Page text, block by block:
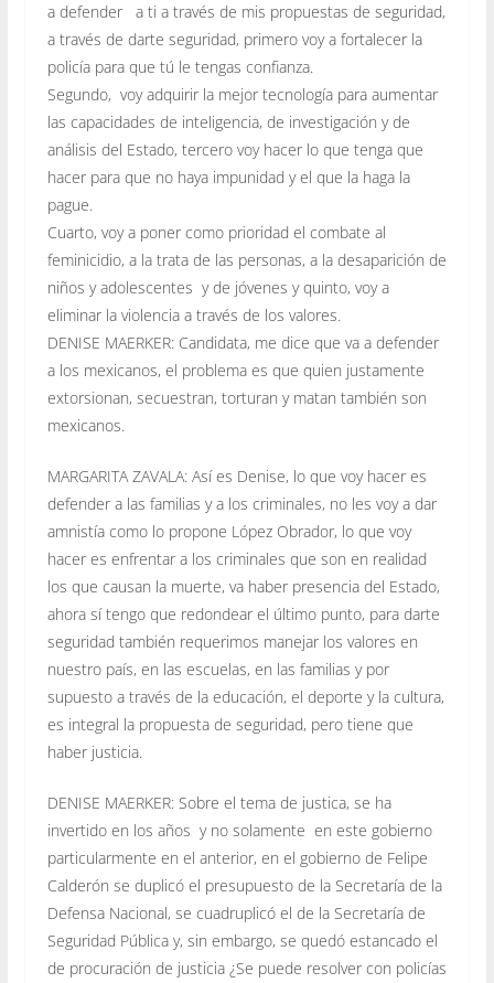
a defender a ti a través de mis propuestas de seguridad,
a través de darte seguridad, primero voy a fortalecer la
policía para que tú le tengas confianza.
Segundo, voy adquirir la mejor tecnología para aumentar
las capacidades de inteligencia, de investigación y de
análisis del Estado, tercero voy hacer lo que tenga que
hacer para que no haya impunidad y el que la haga la
pague.
Cuarto, voy a poner como prioridad el combate al
feminicidio, a la trata de las personas, a la desaparición de
niños y adolescentes y de jóvenes y quinto, voy a
eliminar la violencia a través de los valores.
DENISE MAERKER: Candidata, me dice que va a defender
a los mexicanos, el problema es que quien justamente
extorsionan, secuestran, torturan y matan también son
mexicanos.
MARGARITA ZAVALA: Así es Denise, lo que voy hacer es
defender a las familias y a los criminales, no les voy a dar
amnistía como lo propone López Obrador, lo que voy
hacer es enfrentar a los criminales que son en realidad
los que causan la muerte, va haber presencia del Estado,
ahora sí tengo que redondear el último punto, para darte
seguridad también requerimos manejar los valores en
nuestro país, en las escuelas, en las familias y por
supuesto a través de la educación, el deporte y la cultura,
es integral la propuesta de seguridad, pero tiene que
haber justicia.
DENISE MAERKER: Sobre el tema de justica, se ha
invertido en los años y no solamente en este gobierno
particularmente en el anterior, en el gobierno de Felipe
Calderón se duplicó el presupuesto de la Secretaría de la
Defensa Nacional, se cuadruplicó el de la Secretaría de
Seguridad Pública y, sin embargo, se quedó estancado el
de procuración de justicia ¿Se puede resolver con policías